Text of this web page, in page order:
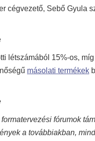
cégvezető, Sebő Gyula
létszámából 15%-os,
másolati termékek
fórumok
a továbbiakban,